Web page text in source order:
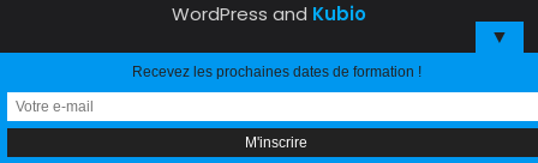
WordPress and Kubio
▼
Recevez les prochaines dates de formation !